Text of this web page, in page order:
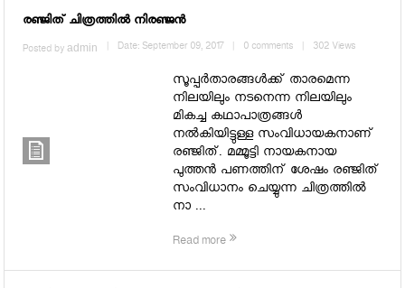
രഞ്ജിത് ചിത്രത്തില്‍ നിരഞ്ജന്‍
Posted byadmin | Date: September 09, 2017 | 0 comments | 302 Views
സൂപ്പര്‍താരങ്ങള്‍ക്ക് താരമെന്ന
നിലയിലും നടനെന്ന നിലയിലും
മികച്ച കഥാപാത്രങ്ങള്‍
നല്‍കിയിട്ടുള്ള സംവിധായകനാണ്
രഞ്ജിത്. മമ്മൂട്ടി നായകനായ
പുത്തന്‍ പണത്തിന് ശേഷം രഞ്ജിത്
സംവിധാനം ചെയ്യുന്ന ചിത്രത്തില്‍
നാ ...
Read more